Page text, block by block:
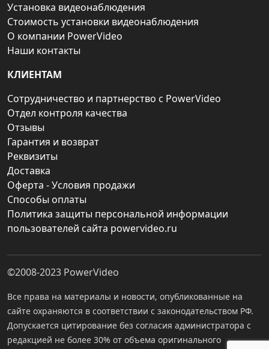
Установка видеонаблюдения
Стоимость установки видеонаблюдения
О компании PowerVideo
Наши контакты
КЛИЕНТАМ
Сотрудничество и партнерство с PowerVideo
Отдел контроля качества
Отзывы
Гарантия и возврат
Реквизиты
Доставка
Оферта - Условия продажи
Способы оплаты
Политика защиты персональной информации
пользователей сайта powervideo.ru
©2008-2023 PowerVideo
Все права на материалы и новости, опубликованные на
сайте охраняются в соответствии с законодательством РФ.
Допускается цитирование без согласия администратора с
редакцией не более 30% от объема оригинального